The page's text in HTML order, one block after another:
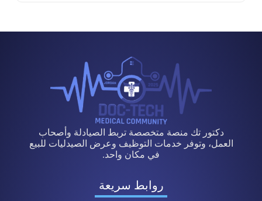
دكتور تك منصة متخصصة تربط الصيادلة وأصحاب
العمل، وتوفر خدمات التوظيف وعرض الصيدليات للبيع
في مكان واحد.
روابط سريعة